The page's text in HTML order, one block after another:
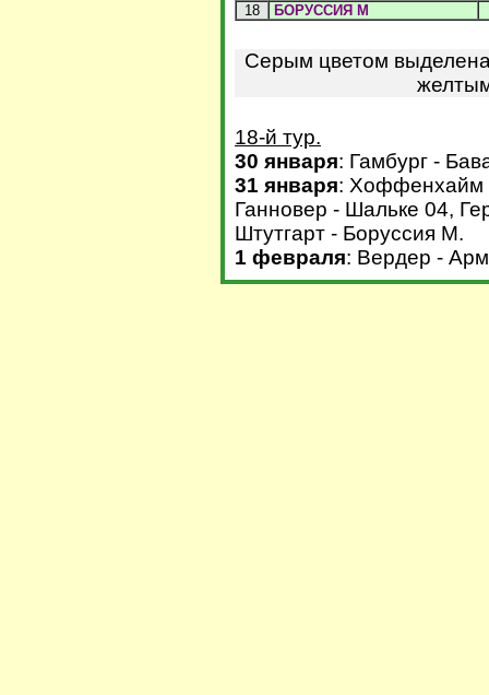
18
БОРУССИЯ М
Серым цветом
18-й тур.
30 января: Гамбург -
31 января: Хоффенхайм
Ганновер - Шальке 04,
Штутгарт - Боруссия М.
1 февраля: Вердер -